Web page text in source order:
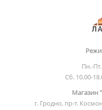
Пн.-
Сб. 10.00-
Магазин
г. Гродно, пр-т.